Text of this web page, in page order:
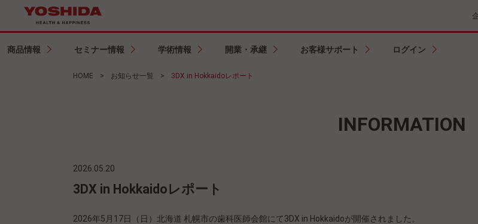
商品情報 セミナー情報 学術情報 開業・承継 お客様サポート ログイン
HOME > お知らせ一覧 > 3DX in Hokkaidoレポート
INFORMATION
2026.05.20
3DX in Hokkaidoレポート
2026年5月17日（日）北海道 札幌市の歯科医師会館にて3DX in Hokkaidoが開催されました。